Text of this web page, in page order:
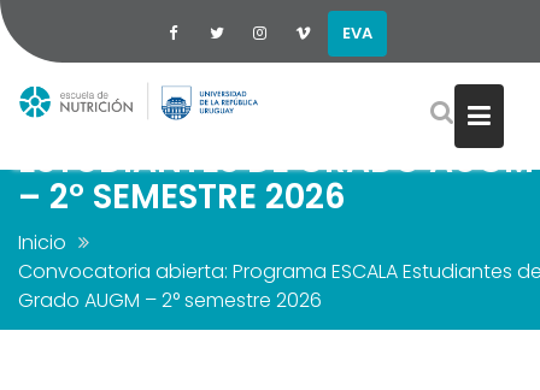
contenido
EVA
CONVOCATORIA ABIERTA:
PROGRAMA ESCALA
ESTUDIANTES DE GRADO AUGM
– 2° SEMESTRE 2026
Inicio
Convocatoria abierta: Programa ESCALA Estudiantes
Grado AUGM – 2° semestre 2026